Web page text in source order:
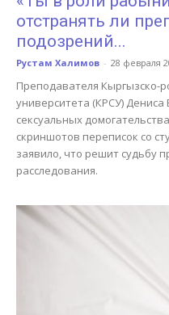
отстранять ли
подозрений...
Рустам Халимов - 28 февраля
Преподавателя Кыргызско-
университета (КРСУ)
сексуальных
скриншотов переписок со
заявило, что решит судьбу
расследования.